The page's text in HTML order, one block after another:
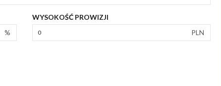
%
WYSOKOŚĆ PROWIZJI
PLN